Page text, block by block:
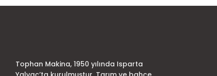
Ürün bilgilerinde hatalar bulunuyor.
Tophan Makina, 1950 yılında Isparta